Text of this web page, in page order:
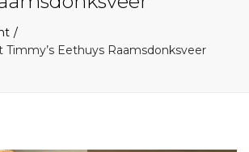
Eethuys Raamsdonksveer